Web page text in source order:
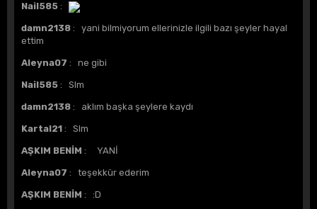
Nail585 :
damn2138 : yani bilmiyorum ellerinizle ilgili bazı şeyler hayal
ettim
Aleyna07 : ne gibi
Nail585 : Slm
damn2138 : aklım başka şeylere kaydı
Kartal21 : Slm
AŞKIM BENİM : YANİ
Aleyna07 : teşekkür ederim
AŞKIM BENİM : :D